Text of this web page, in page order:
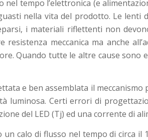
tempo l’elettronica (e
nella vita del prodotto. Le lenti
i materiali riflettenti non
resistenza meccanica ma anche
Quando tutte le altre cause sono
e ben assemblata il
luminosa. Certi errori di
del LED (Tj) ed una corrente di
calo di flusso nel tempo di circa il